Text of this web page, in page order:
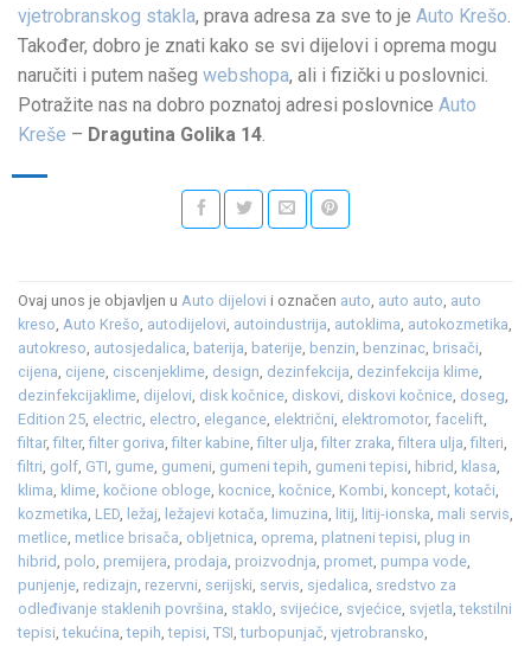
vjetrobranskog stakla, prava adresa za sve to je Auto Krešo.
Također, dobro je znati kako se svi dijelovi i oprema mogu
naručiti i putem našeg webshopa, ali i fizički u poslovnici.
Potražite nas na dobro poznatoj adresi poslovnice Auto
Kreše – Dragutina Golika 14.
Ovaj unos je objavljen u Auto dijelovi i označen auto, auto auto, auto
kreso, Auto Krešo, autodijelovi, autoindustrija, autoklima, autokozmetika,
autokreso, autosjedalica, baterija, baterije, benzin, benzinac, brisači,
cijena, cijene, ciscenjeklime, design, dezinfekcija, dezinfekcija klime,
dezinfekcijaklime, dijelovi, disk kočnice, diskovi, diskovi kočnice, doseg,
Edition 25, electric, electro, elegance, električni, elektromotor, facelift,
filtar,filter,filter goriva,filter kabine,filter ulja,filter zraka,filtera ulja,filteri,
filtri, golf, GTI, gume, gumeni, gumeni tepih, gumeni tepisi, hibrid, klasa,
klima, klime, kočione obloge, kocnice, kočnice, Kombi, koncept, kotači,
kozmetika, LED, ležaj, ležajevi kotača, limuzina, litij, litij-ionska, mali servis,
metlice, metlice brisača, obljetnica, oprema, platneni tepisi, plug in
hibrid, polo, premijera, prodaja, proizvodnja, promet, pumpa vode,
punjenje, redizajn, rezervni, serijski, servis, sjedalica, sredstvo za
odleđivanje staklenih površina, staklo, svijećice, svjećice, svjetla,tekstilni
tepisi,tekućina,tepih,tepisi, TSI,turbopunjač, vjetrobransko,